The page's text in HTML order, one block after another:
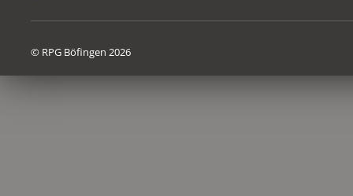
© RPG Böfingen 2026